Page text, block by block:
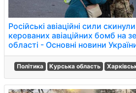
Російські авіаційні сили
керованих авіаційних бомб на
області - Основні новини
Політика Курська область